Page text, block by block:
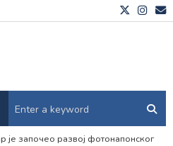
је започео развој фотонапонског